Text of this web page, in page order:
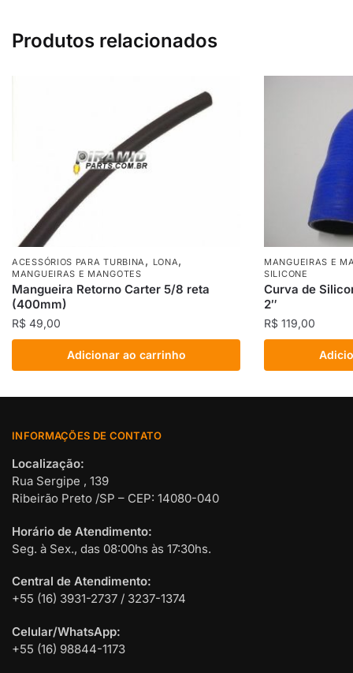
Produtos relacionados
ACESSÓRIOS PARA TURBINA, LONA,
MANGUEIRAS E MANGOTES
Mangueira Retorno Carter 5/8 reta
(400mm)
R$ 49,00
Adicionar ao carrinho
MANGUEIRAS E
SILICONE
Curva de
2″
R$ 119,00
INFORMAÇÕES DE CONTATO
Localização:
Rua Sergipe , 139
Ribeirão Preto /SP – CEP: 14080-040
Horário de Atendimento:
Seg. à Sex., das 08:00hs às 17:30hs.
Central de Atendimento:
+55 (16) 3931-2737 / 3237-1374
Celular/WhatsApp:
+55 (16) 98844-1173